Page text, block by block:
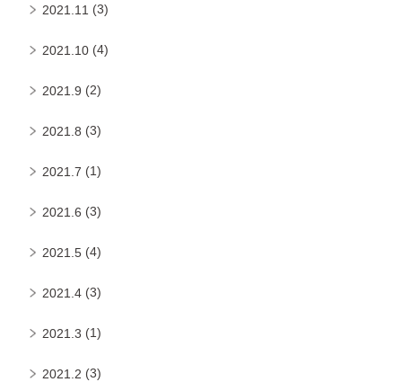
2021.11 (3)
2021.10 (4)
2021.9 (2)
2021.8 (3)
2021.7 (1)
2021.6 (3)
2021.5 (4)
2021.4 (3)
2021.3 (1)
2021.2 (3)